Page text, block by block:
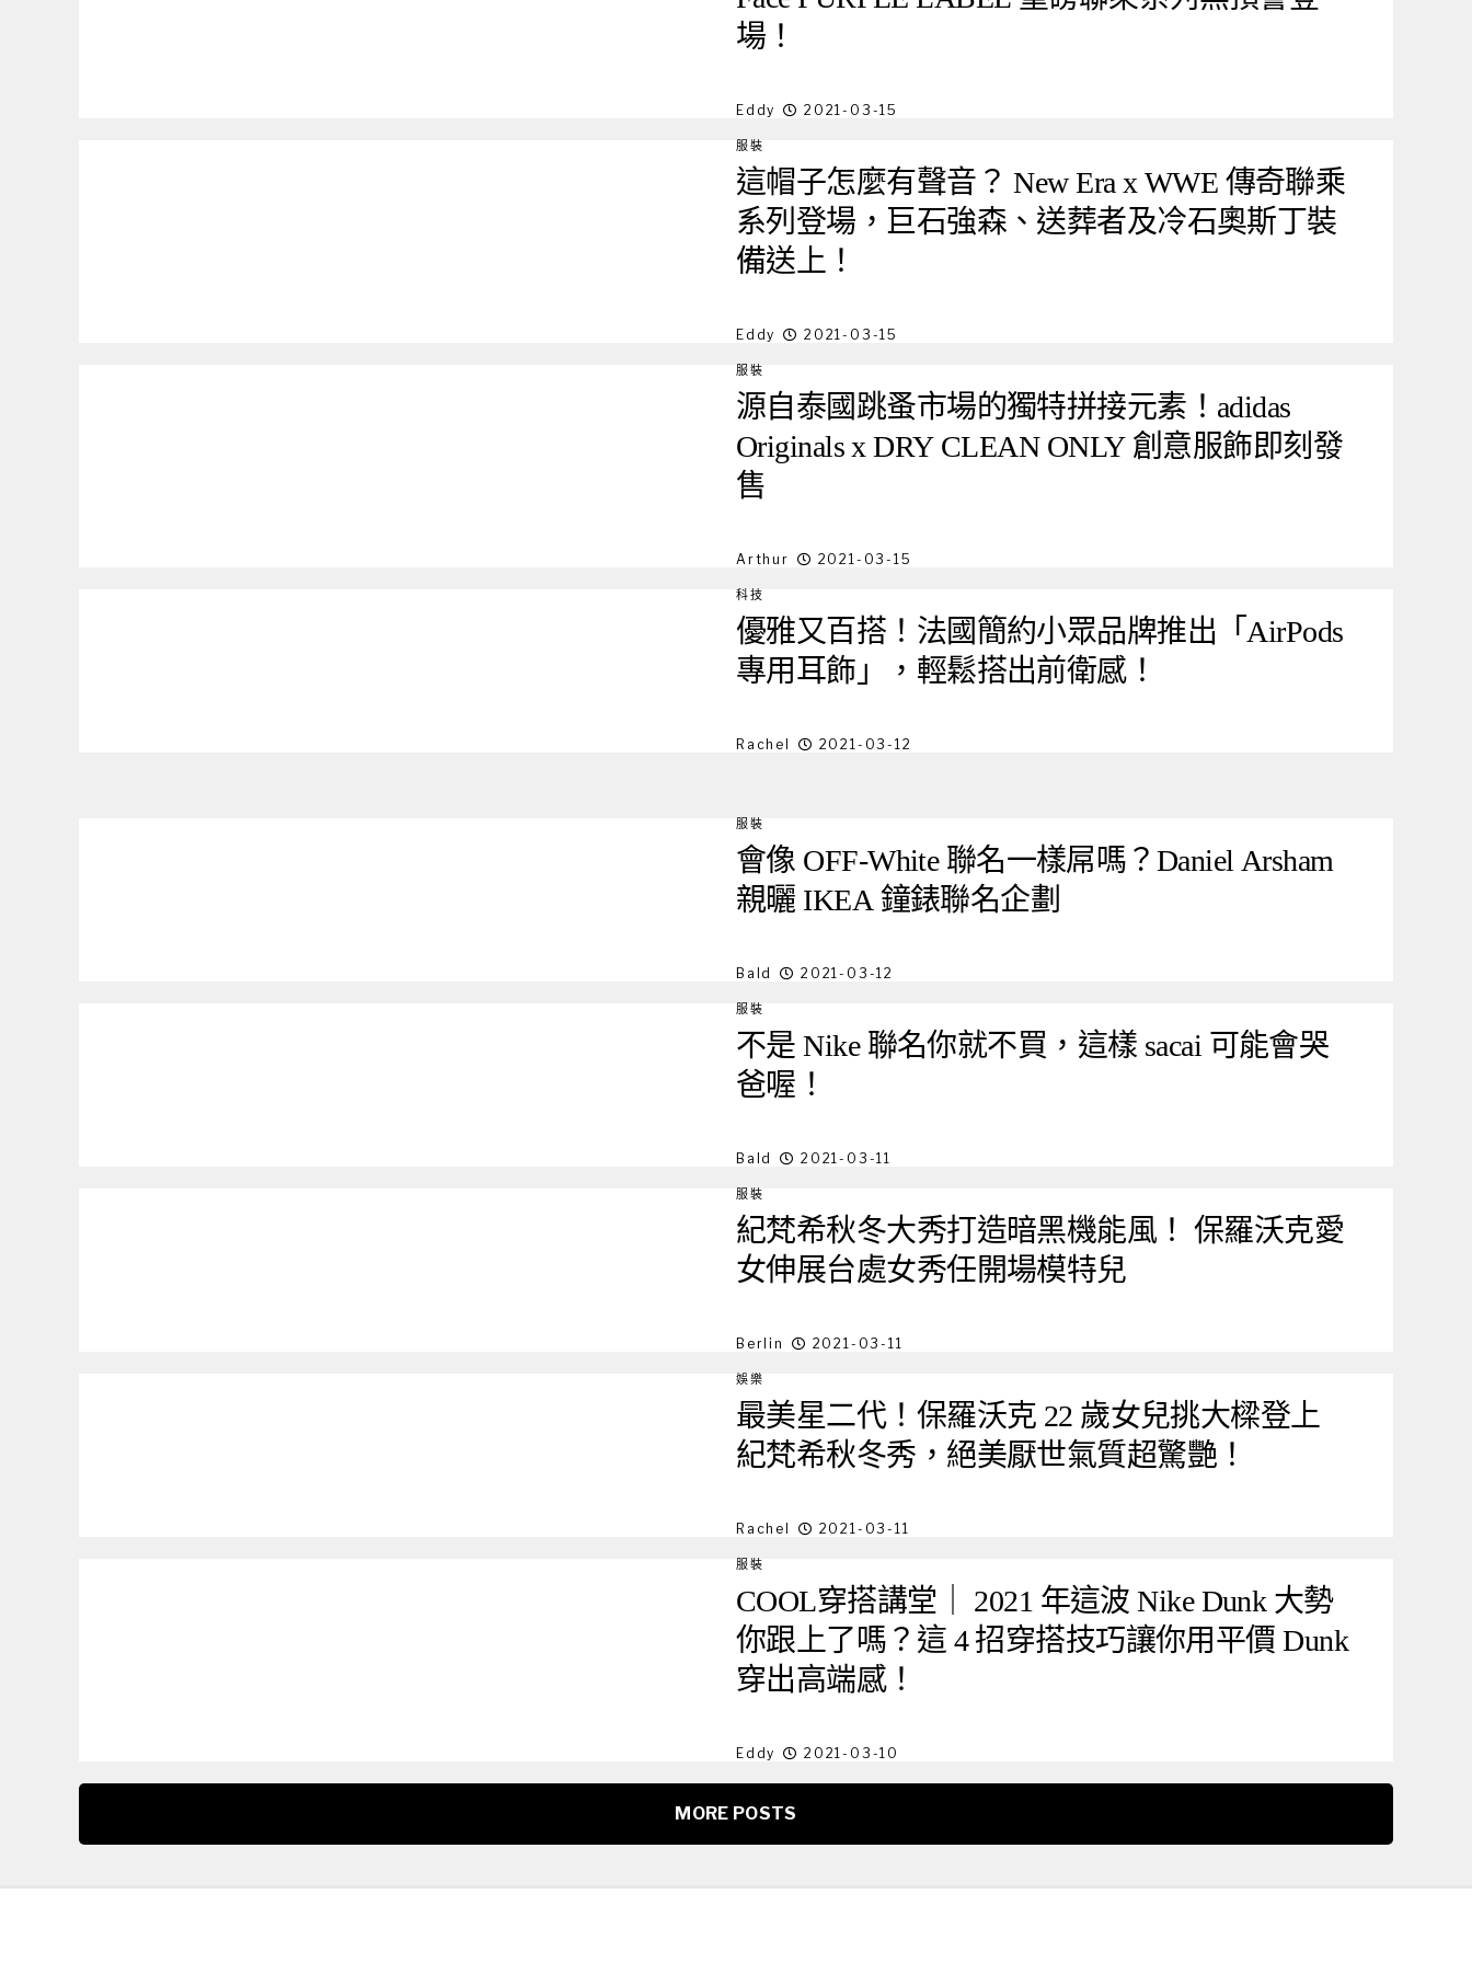
場！
Eddy 2021-03-15
服裝
這帽子怎麼有聲音？ New Era x WWE 傳奇聯乘
系列登場，巨石強森、送葬者及冷石奧斯丁裝
備送上！
Eddy 2021-03-15
服裝
源自泰國跳蚤市場的獨特拼接元素！adidas
Originals x DRY CLEAN ONLY 創意服飾即刻發
售
Arthur 2021-03-15
科技
優雅又百搭！法國簡約小眾品牌推出「AirPods
專用耳飾」，輕鬆搭出前衛感！
Rachel 2021-03-12
服裝
會像 OFF-White 聯名一樣屌嗎？Daniel Arsham
親曬 IKEA 鐘錶聯名企劃
Bald 2021-03-12
服裝
不是 Nike 聯名你就不買，這樣 sacai 可能會哭
爸喔！
Bald 2021-03-11
服裝
紀梵希秋冬大秀打造暗黑機能風！ 保羅沃克愛
女伸展台處女秀任開場模特兒
Berlin 2021-03-11
娛樂
最美星二代！保羅沃克 22 歲女兒挑大樑登上
紀梵希秋冬秀，絕美厭世氣質超驚艷！
Rachel 2021-03-11
服裝
COOL穿搭講堂｜ 2021 年這波 Nike Dunk 大勢
你跟上了嗎？這 4 招穿搭技巧讓你用平價 Dunk
穿出高端感！
Eddy 2021-03-10
MORE POSTS